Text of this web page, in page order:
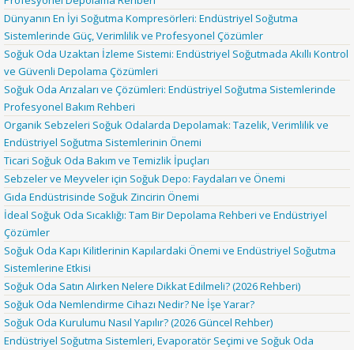
Dünyanın En İyi Soğutma Kompresörleri: Endüstriyel Soğutma
Sistemlerinde Güç, Verimlilik ve Profesyonel Çözümler
Soğuk Oda Uzaktan İzleme Sistemi: Endüstriyel Soğutmada Akıllı Kontrol
ve Güvenli Depolama Çözümleri
Soğuk Oda Arızaları ve Çözümleri: Endüstriyel Soğutma Sistemlerinde
Profesyonel Bakım Rehberi
Organik Sebzeleri Soğuk Odalarda Depolamak: Tazelik, Verimlilik ve
Endüstriyel Soğutma Sistemlerinin Önemi
Ticari Soğuk Oda Bakım ve Temizlik İpuçları
Sebzeler ve Meyveler için Soğuk Depo: Faydaları ve Önemi
Gıda Endüstrisinde Soğuk Zincirin Önemi
İdeal Soğuk Oda Sıcaklığı: Tam Bir Depolama Rehberi ve Endüstriyel
Çözümler
Soğuk Oda Kapı Kilitlerinin Kapılardaki Önemi ve Endüstriyel Soğutma
Sistemlerine Etkisi
Soğuk Oda Satın Alırken Nelere Dikkat Edilmeli? (2026 Rehberi)
Soğuk Oda Nemlendirme Cihazı Nedir? Ne İşe Yarar?
Soğuk Oda Kurulumu Nasıl Yapılır? (2026 Güncel Rehber)
Endüstriyel Soğutma Sistemleri, Evaporatör Seçimi ve Soğuk Oda